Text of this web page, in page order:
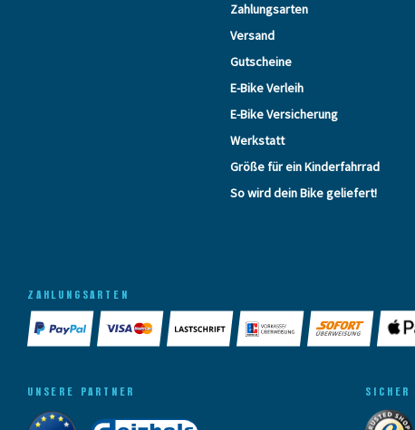
Zahlungsarten
Versand
Gutscheine
E-Bike Verleih
E-Bike Versicherung
Werkstatt
Größe für ein Kinderfahrrad
So wird dein Bike geliefert!
ZAHLUNGSARTEN
UNSERE PARTNER SICHER